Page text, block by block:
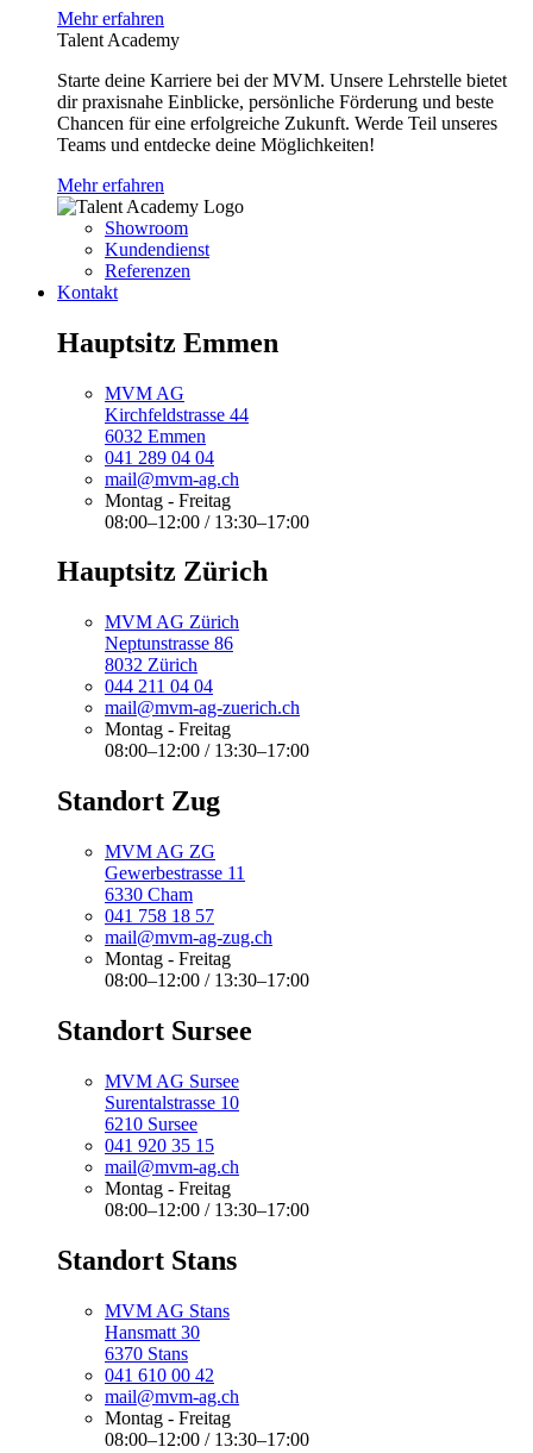
Mehr erfahren
Talent Academy
Starte deine Karriere bei der MVM. Unsere Lehrstelle bietet
dir praxisnahe Einblicke, persönliche Förderung und beste
Chancen für eine erfolgreiche Zukunft. Werde Teil unseres
Teams und entdecke deine Möglichkeiten!
Mehr erfahren
Showroom
Kundendienst
Referenzen
Kontakt
Hauptsitz Emmen
MVM AG
Kirchfeldstrasse 44
6032 Emmen
041 289 04 04
mail@mvm-ag.ch
Montag - Freitag
08:00–12:00 / 13:30–17:00
Hauptsitz Zürich
MVM AG Zürich
Neptunstrasse 86
8032 Zürich
044 211 04 04
mail@mvm-ag-zuerich.ch
Montag - Freitag
08:00–12:00 / 13:30–17:00
Standort Zug
MVM AG ZG
Gewerbestrasse 11
6330 Cham
041 758 18 57
mail@mvm-ag-zug.ch
Montag - Freitag
08:00–12:00 / 13:30–17:00
Standort Sursee
MVM AG Sursee
Surentalstrasse 10
6210 Sursee
041 920 35 15
mail@mvm-ag.ch
Montag - Freitag
08:00–12:00 / 13:30–17:00
Standort Stans
MVM AG Stans
Hansmatt 30
6370 Stans
041 610 00 42
mail@mvm-ag.ch
Montag - Freitag
08:00–12:00 / 13:30–17:00